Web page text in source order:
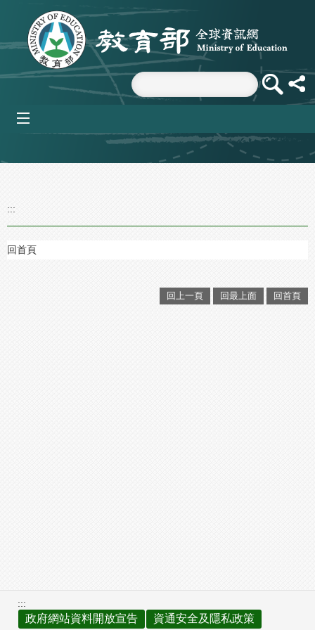
跳到主要內容區塊
:::
回首頁
回上一頁 回最上面 回首頁
:::
政府網站資料開放宣告 資通安全及隱私政策